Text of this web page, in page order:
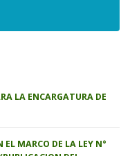
LA ENCARGATURA DE
MARCO DE LA LEY N°